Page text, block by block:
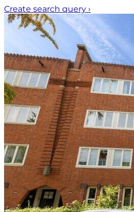
Create search query ›